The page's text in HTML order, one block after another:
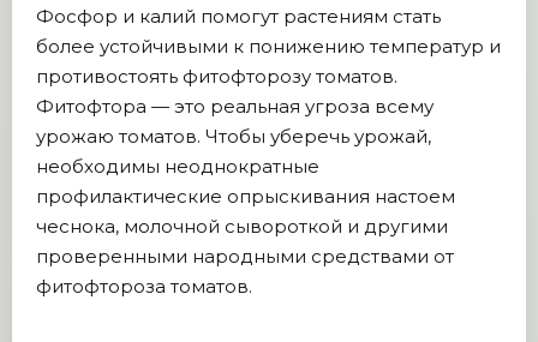
Фосфор и калий помогут растениям стать
более устойчивыми к понижению температур и
противостоять фитофторозу томатов.
Фитофтора — это реальная угроза всему
урожаю томатов. Чтобы уберечь урожай,
необходимы неоднократные
профилактические опрыскивания настоем
чеснока, молочной сывороткой и другими
проверенными народными средствами от
фитофтороза томатов.